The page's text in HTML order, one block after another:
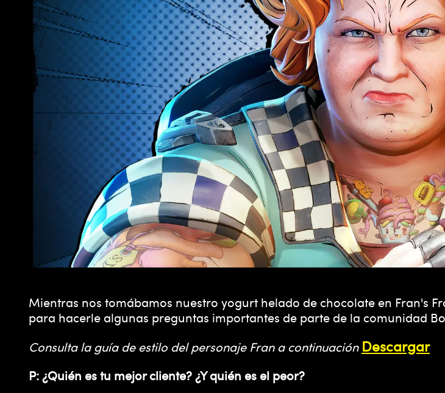
Mientras nos tomábamos nuestro yogurt helado de chocolate en Fran's
para hacerle algunas preguntas importantes de parte de la comunidad
Consulta la guía de estilo del personaje Fran a continuación Descargar
P: ¿Quién es tu mejor cliente? ¿Y quién es el peor?